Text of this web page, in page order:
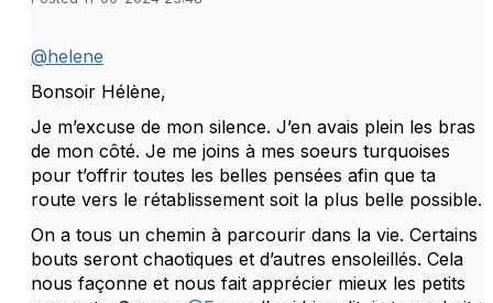
@helene
Bonsoir Hélène,
Je m’excuse de mon silence. J’en avais plein les bras
de mon côté. Je me joins à mes soeurs turquoises
pour t’offrir toutes les belles pensées afin que ta
route vers le rétablissement soit la plus belle possible.
On a tous un chemin à parcourir dans la vie. Certains
bouts seront chaotiques et d’autres ensoleillés. Cela
nous façonne et nous fait apprécier mieux les petits